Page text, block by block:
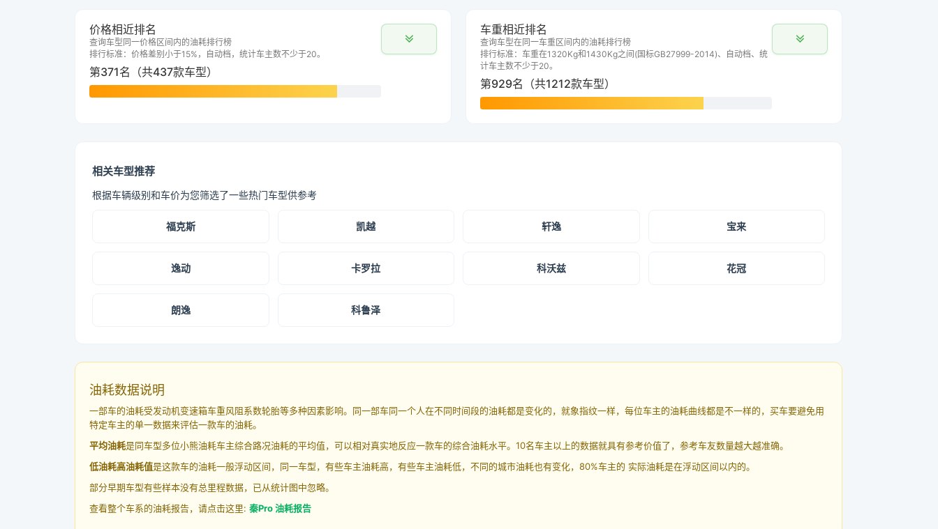
价格相近排名
查询车型同一价格区间内的油耗排行榜
排行标准：价格差别小于15%，自动档，统计车主数不少于20。
第371名（共437款车型）
车重相近排名
查询车型在同一车重区间内的油耗排行榜
排行标准：车重在1320Kg和1430Kg之间(国标GB27999-2014)、自动档、统
计车主数不少于20。
第929名（共1212款车型）
相关车型推荐
根据车辆级别和车价为您筛选了一些热门车型供参考
福克斯 凯越 轩逸 宝来
逸动 卡罗拉 科沃兹 花冠
朗逸 科鲁泽
油耗数据说明
一部车的油耗受发动机变速箱车重风阻系数轮胎等多种因素影响。同一部车同一个人在不同时间段的油耗都是变化的，就象指纹一样，每位车主的油耗曲线都是不一样的，买车要避免用
特定车主的单一数据来评估一款车的油耗。
平均油耗是同车型多位小熊油耗车主综合路况油耗的平均值，可以相对真实地反应一款车的综合油耗水平。10名车主以上的数据就具有参考价值了，参考车友数量越大越准确。
低油耗高油耗值是这款车的油耗一般浮动区间，同一车型，有些车主油耗高，有些车主油耗低，不同的城市油耗也有变化，80%车主的 实际油耗是在浮动区间以内的。
部分早期车型有些样本没有总里程数据，已从统计图中忽略。
查看整个车系的油耗报告，请点击这里: 秦Pro 油耗报告